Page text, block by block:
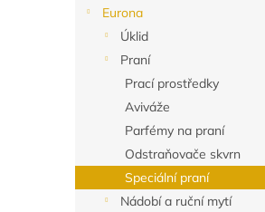
Eurona
Úklid
Praní
Prací prostředky
Aviváže
Parfémy na praní
Odstraňovače skvrn
Speciální praní
Nádobí a ruční mytí